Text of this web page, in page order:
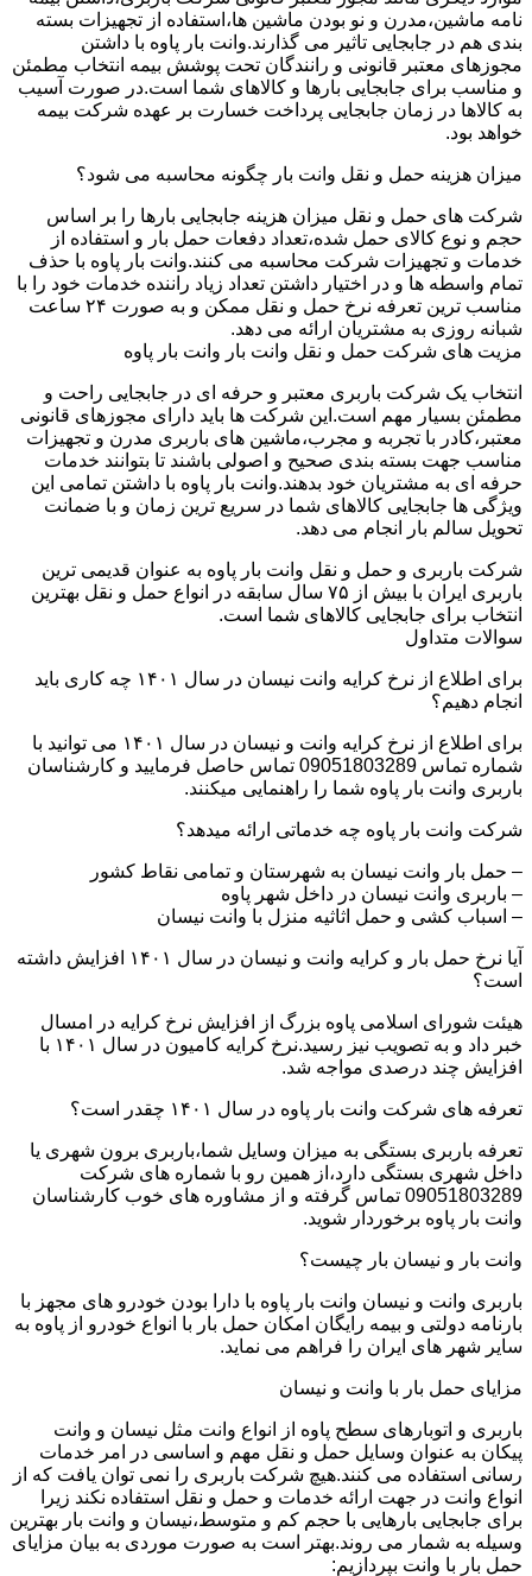
نامه ماشین،مدرن و نو بودن ماشین ها،استفاده از تجهیزات بسته
بندی هم در جابجایی تاثیر می گذارند.وانت بار پاوه با داشتن
مجوزهای معتبر قانونی و رانندگان تحت پوشش بیمه انتخاب مطمئن
و مناسب برای جابجایی بارها و کالاهای شما است.در صورت آسیب
به کالاها در زمان جابجایی پرداخت خسارت بر عهده شرکت بیمه
خواهد بود.
میزان هزینه حمل و نقل وانت بار چگونه محاسبه می شود؟
شرکت های حمل و نقل میزان هزینه جابجایی بارها را بر اساس
حجم و نوع کالای حمل شده،تعداد دفعات حمل بار و استفاده از
خدمات و تجهیزات شرکت محاسبه می کنند.وانت بار پاوه با حذف
تمام واسطه ها و در اختیار داشتن تعداد زیاد راننده خدمات خود را با
مناسب ترین تعرفه نرخ حمل و نقل ممکن و به صورت ۲۴ ساعت
شبانه روزی به مشتریان ارائه می دهد.
مزیت های شرکت حمل و نقل وانت بار وانت بار پاوه
انتخاب یک شرکت باربری معتبر و حرفه ای در جابجایی راحت و
مطمئن بسیار مهم است.این شرکت ها باید دارای مجوزهای قانونی
معتبر،کادر با تجربه و مجرب،ماشین های باربری مدرن و تجهیزات
مناسب جهت بسته بندی صحیح و اصولی باشند تا بتوانند خدمات
حرفه ای به مشتریان خود بدهند.وانت بار پاوه با داشتن تمامی این
ویژگی ها جابجایی کالاهای شما در سریع ترین زمان و با ضمانت
تحویل سالم بار انجام می دهد.
شرکت باربری و حمل و نقل وانت بار پاوه به عنوان قدیمی ترین
باربری ایران با بیش از ۷۵ سال سابقه در انواع حمل و نقل بهترین
انتخاب برای جابجایی کالاهای شما است.
سوالات متداول
برای اطلاع از نرخ کرایه وانت نیسان در سال ۱۴۰۱ چه کاری باید
انجام دهیم؟
برای اطلاع از نرخ کرایه وانت و نیسان در سال ۱۴۰۱ می توانید با
شماره تماس 09051803289 تماس حاصل فرمایید و کارشناسان
باربری وانت بار پاوه شما را راهنمایی میکنند.
شرکت وانت بار پاوه چه خدماتی ارائه میدهد؟
– حمل بار وانت نیسان به شهرستان و تمامی نقاط کشور
– باربری وانت نیسان در داخل شهر پاوه
– اسباب کشی و حمل اثاثیه منزل با وانت نیسان
آیا نرخ حمل بار و کرایه وانت و نیسان در سال ۱۴۰۱ افزایش داشته
است؟
هیئت شورای اسلامی پاوه بزرگ از افزایش نرخ کرایه در امسال
خبر داد و به تصویب نیز رسید.نرخ کرایه کامیون در سال ۱۴۰۱ با
افزایش چند درصدی مواجه شد.
تعرفه های شرکت وانت بار پاوه در سال ۱۴۰۱ چقدر است؟
تعرفه باربری بستگی به میزان وسایل شما،باربری برون شهری یا
داخل شهری بستگی دارد،از همین رو با شماره های شرکت
09051803289 تماس گرفته و از مشاوره های خوب کارشناسان
وانت بار پاوه برخوردار شوید.
وانت بار و نیسان بار چیست؟
باربری وانت و نیسان وانت بار پاوه با دارا بودن خودرو های مجهز با
بارنامه دولتی و بیمه رایگان امکان حمل بار با انواع خودرو از پاوه به
سایر شهر های ایران را فراهم می نماید.
مزایای حمل بار با وانت و نیسان
باربری و اتوبارهای سطح پاوه از انواع وانت مثل نیسان و وانت
پیکان به عنوان وسایل حمل و نقل مهم و اساسی در امر خدمات
رسانی استفاده می کنند.هیچ شرکت باربری را نمی توان یافت که از
انواع وانت در جهت ارائه خدمات و حمل و نقل استفاده نکند زیرا
برای جابجایی بارهایی با حجم کم و متوسط،نیسان و وانت بار بهترین
وسیله به شمار می روند.بهتر است به صورت موردی به بیان مزایای
حمل بار با وانت بپردازیم: